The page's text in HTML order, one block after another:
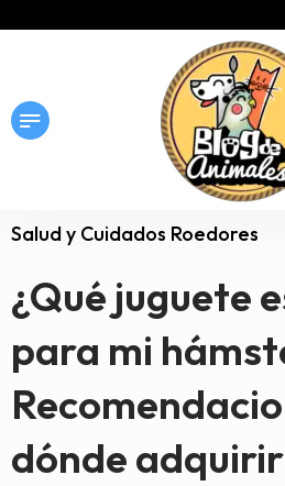
Salud y Cuidados Roedores
¿Qué juguete
para mi
dónde